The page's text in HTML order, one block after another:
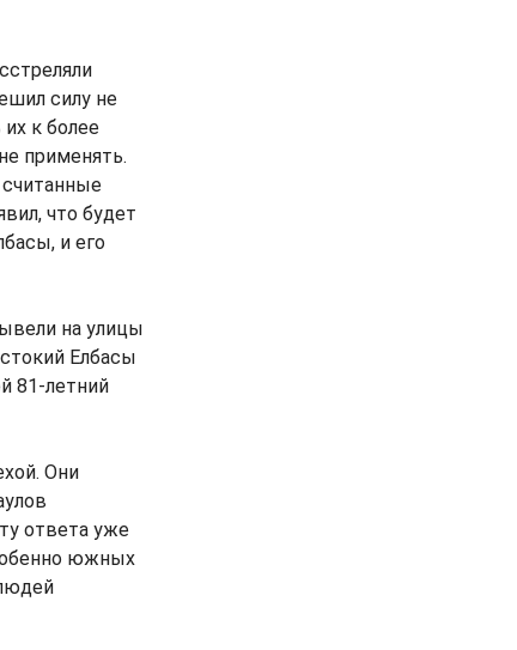
силу не
к более
применять.
что будет
и его
на улицы
Елбасы
81-летний
Они
ответа уже
южных